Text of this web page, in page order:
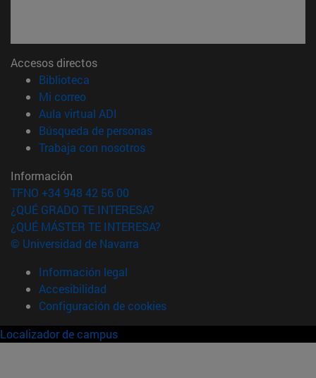
Accesos directos
Biblioteca
Mi correo(abre en nueva ventana)
Aula virtual ADI
Búsqueda de personas(abre en nueva ventana)
Trabaja con nosotros(abre en nueva ventana)
Información
TFNO +34 948 42 56 00
¿QUÉ GRADO TE INTERESA?
¿QUÉ MÁSTER TE INTERESA?
© Universidad de Navarra
Información legal
Accesibilidad
Configuración de cookies
Localizador de campus